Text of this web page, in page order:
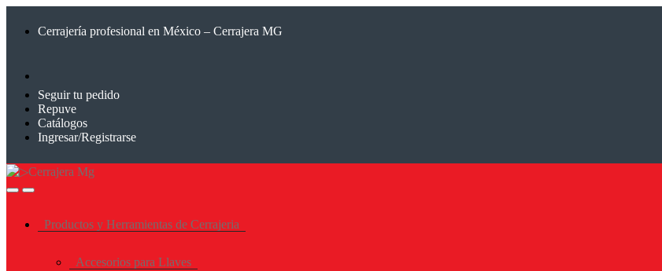
Cerrajería profesional en México – Cerrajera MG
Seguir tu pedido
Repuve
Catálogos
Ingresar/Registrarse
Productos y Herramientas de Cerrajeria
Accesorios para Llaves